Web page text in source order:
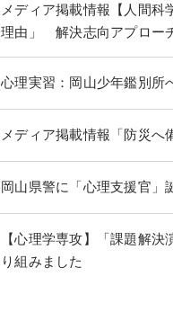
メディア掲載情報【人間
理由」 解決志向アプロー
心理実習：岡山少年鑑別所
メディア掲載情報「防災
岡山県警に「心理支援官
【心理学専攻】「課題解
り組みました